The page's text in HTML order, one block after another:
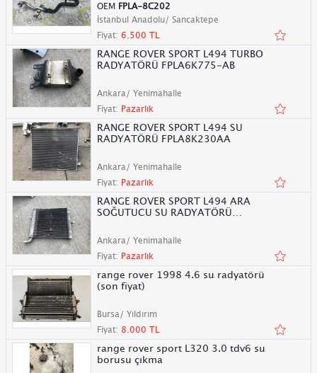
OEM FPLA-8C202
İstanbul Anadolu/ Sancaktepe
Fiyat: 6.500 TL
RANGE ROVER SPORT L494 TURBO
RADYATÖRÜ FPLA6K775-AB
Ankara/ Yenimahalle
Fiyat: Pazarlık
RANGE ROVER SPORT L494 SU
RADYATÖRÜ FPLA8K230AA
Ankara/ Yenimahalle
Fiyat: Pazarlık
RANGE ROVER SPORT L494 ARA
SOĞUTUCU SU RADYATÖRÜ
Ankara/ Yenimahalle
Fiyat: Pazarlık
range rover 1998 4.6 su radyatörü
(son fiyat)
Bursa/ Yıldırım
Fiyat: 8.000 TL
range rover sport L320 3.0 tdv6 su
borusu çıkma